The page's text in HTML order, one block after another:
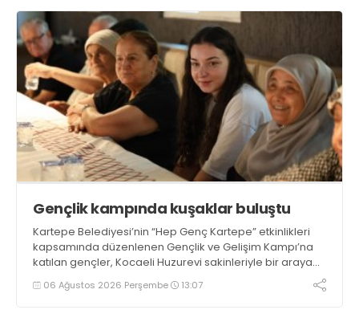
Gençlik kampında kuşaklar buluştu
Kartepe Belediyesi’nin “Hep Genç Kartepe” etkinlikleri
kapsamında düzenlenen Gençlik ve Gelişim Kampı’na
katılan gençler, Kocaeli Huzurevi sakinleriyle bir araya
geldi06 Ağustos 2026 Perşembe 13:07